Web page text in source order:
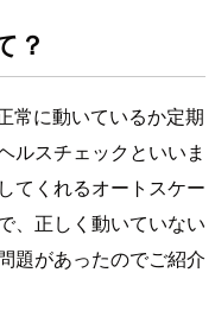
？
常に動いているか定期
ルスチェックといいま
てくれるオートスケー
、正しく動いていない
題があったのでご紹介